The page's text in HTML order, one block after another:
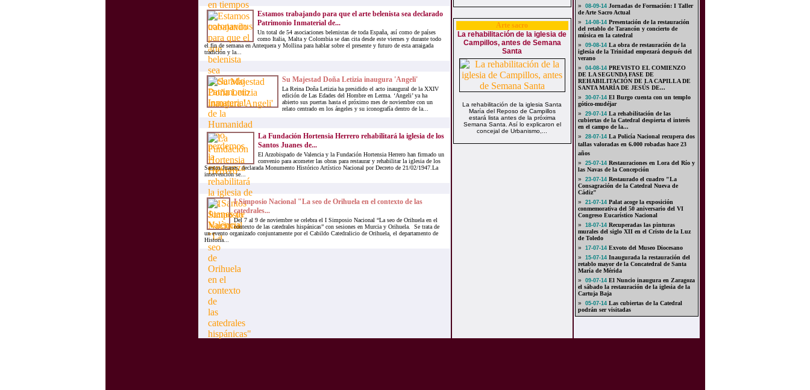
Estamos trabajando para que el arte belenista sea declarado
Patrimonio Inmaterial de...
Un total de 54 asociaciones belenistas de toda España, así como de países
como Italia, Malta y Colombia se dan cita desde este viernes y durante todo
el fin de semana en Antequera y Mollina para hablar sobre el presente y futuro de esta arraigada
tradición y la...
Su Majestad Doña Letizia inaugura 'Angeli'
La Reina Doña Letizia ha presidido el acto inaugural de la XXIV
edición de Las Edades del Hombre en Lerma. ‘Angeli’ ya ha
abierto sus puertas hasta el próximo mes de noviembre con un
relato centrado en los ángeles y su iconografía dentro de la...
La Fundación Hortensia Herrero rehabilitará la iglesia de los
Santos Juanes de...
El Arzobispado de Valencia y la Fundación Hortensia Herrero han firmado un
convenio para acometer las obras para restaurar y rehabilitar la iglesia de los
Santos Juanes, declarada Monumento Histórico Artístico Nacional por Decreto de 21/02/1947.La
intervención se...
I Simposio Nacional "La seo de Orihuela en el contexto de las
catedrales...
Del 7 al 9 de noviembre se celebra el I Simposio Nacional “La seo de Orihuela en el
contexto de las catedrales hispánicas” con sesiones en Murcia y Orihuela. Se trata de
un evento organizado conjuntamente por el Cabildo Catedralicio de Orihuela, el departamento de
Historia...
Arte sacro
La rehabilitación de la iglesia de
Campillos, antes de Semana
Santa
La rehabilitación de la iglesia Santa
María del Reposo de Campillos
estará lista antes de la próxima
Semana Santa. Así lo explicaron el
concejal de Urbanismo,...
»
08-09-14Jornadas de Formación: I Taller
de Arte Sacro Actual
»
14-08-14Presentación de la restauración
del retablo de Tarancón y concierto de
música en la catedral
»
09-08-14La obra de restauración de la
iglesia de la Trinidad empezará después del
verano
»
04-08-14PREVISTO EL COMIENZO
DE LA SEGUNDA FASE DE
REHABILITACIÓN DE LA CAPILLA DE
SANTA MARÍA DE JESÚS DE...
»
30-07-14El Burgo cuenta con un templo
gótico-mudéjar
»
29-07-14La rehabilitación de las
cubiertas de la Catedral despierta el interés
en el campo de la...
»
28-07-14La Policía Nacional recupera dos
tallas valoradas en 6.000 robadas hace 23
años
»
25-07-14Restauraciones en Lora del Río y
las Navas de la Concepción
»
23-07-14Restaurado el cuadro "La
Consagración de la Catedral Nueva de
Cádiz"
»
21-07-14Palat acoge la exposición
conmemorativa del 50 aniversario del VI
Congreso Eucarístico Nacional
»
18-07-14Recuperadas las pinturas
murales del siglo XII en el Cristo de la Luz
de Toledo
»
17-07-14Exvoto del Museo Diocesano
»
15-07-14Inaugurada la restauración del
retablo mayor de la Concatedral de Santa
María de Mérida
»
09-07-14El Nuncio inaugura en Zaragoza
el sábado la restauración de la iglesia de la
Cartuja Baja
»
05-07-14Las cubiertas de la Catedral
podrán ser visitadas